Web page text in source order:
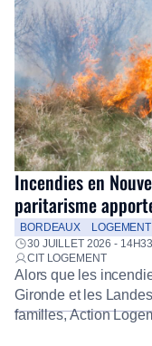
Incendies en
paritarisme
salariés
BORDEAUX
LOGEMENT
30 JUILLET 2026 - 14H33
CIT LOGEMENT
Alors que les
Gironde et les
familles, Action